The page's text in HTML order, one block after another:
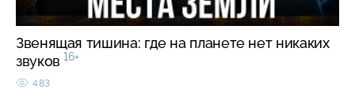
Звенящая тишина: где на планете нет никаких
звуков 16+
483